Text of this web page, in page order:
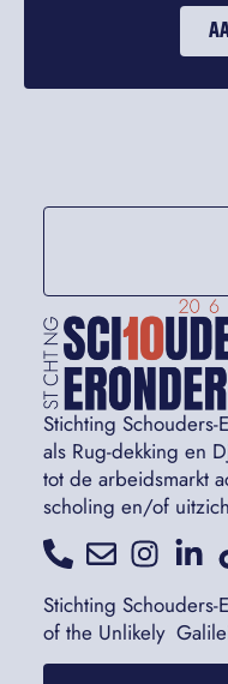
Stichting Schouders-
als Rug-dekking en
tot de arbeidsmarkt
scholing en/of
Stichting
of the Unlikely